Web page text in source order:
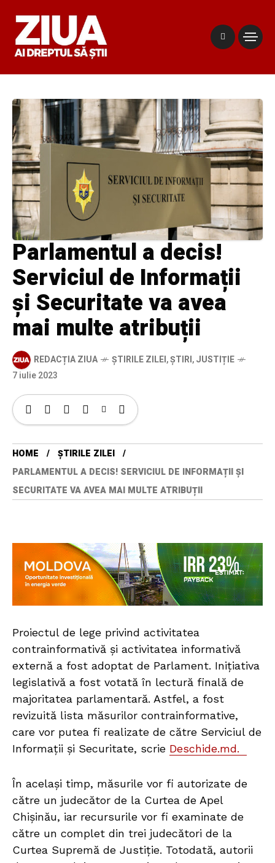
Parlamentul a decis!
Serviciul de Informații
și Securitate va avea
mai multe atribuții
REDACȚIA ZIUA ȘTIRILE ZILEI,ȘTIRI,JUSTIȚIE
7 iulie 2023
HOME
ȘTIRILE ZILEI
PARLAMENTUL A DECIS! SERVICIUL DE INFORMAȚII ȘI
SECURITATE VA AVEA MAI MULTE ATRIBUȚII
Proiectul de lege privind activitatea
contrainformativă și activitatea informativă
externă a fost adoptat de Parlament. Inițiativa
legislativă a fost votată în lectură finală de
majoritatea parlamentară. Astfel, a fost
revizuită lista măsurilor contrainformative,
care vor putea fi realizate de către Serviciul de
Informații și Securitate, scrie Deschide.md.
În același timp, măsurile vor fi autorizate de
către un judecător de la Curtea de Apel
Chișinău, iar recursurile vor fi examinate de
către un complet din trei judecători de la
Curtea Supremă de Justiție. Totodată, autorii